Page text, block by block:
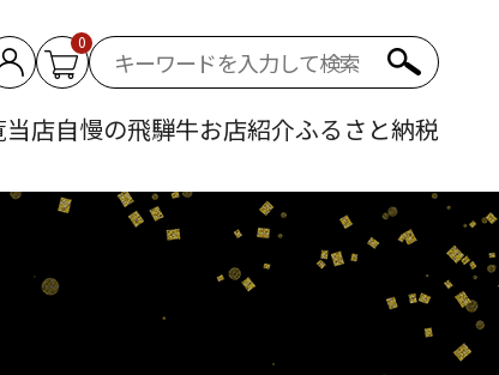
当店自慢の飛騨牛お店紹介ふるさと納税
0